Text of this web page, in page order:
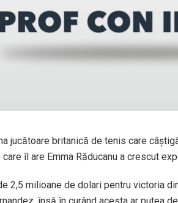
jucătoare britanică de tenis care
îl are Emma Răducanu a crescut
2,5 milioane de dolari pentru victoria
însă în curând acesta ar putea